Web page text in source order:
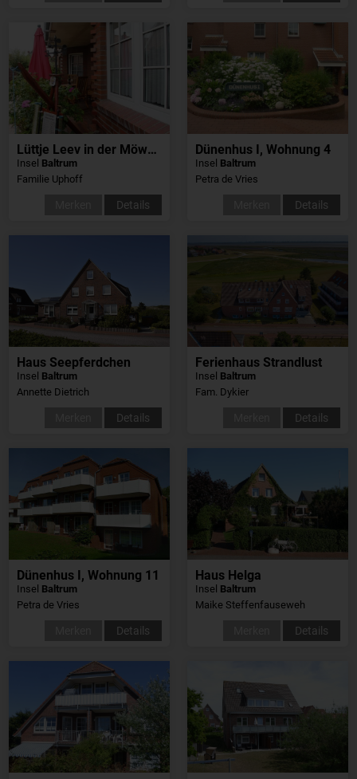
Lüttje Leev in der Möwenburg
Insel Baltrum
Familie Uphoff
Details
Dünenhus I, Wohnung 4
Insel Baltrum
Petra de Vries
Details
Haus Seepferdchen
Insel Baltrum
Annette Dietrich
Details
Ferienhaus Strandlust
Insel Baltrum
Fam. Dykier
Details
Dünenhus I, Wohnung 11
Insel Baltrum
Petra de Vries
Details
Haus Helga
Insel Baltrum
Maike Steffenfauseweh
Details